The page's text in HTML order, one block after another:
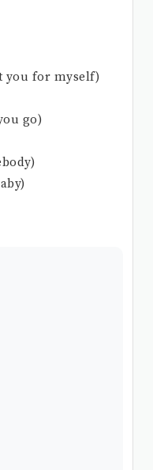
you for myself)
go)